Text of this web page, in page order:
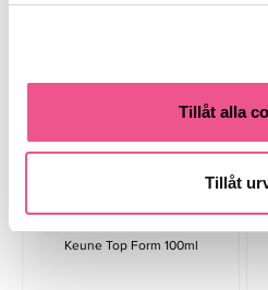
Tillåt alla
Tillåt
Keune Top Form 100ml